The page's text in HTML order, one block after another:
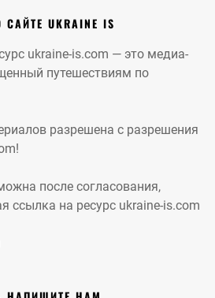
САЙТЕ UKRAINE IS
ukraine-is.com — это медиа-
путешествиям по
разрешена с разрешения
после согласования,
ссылка на ресурс ukraine-is.com